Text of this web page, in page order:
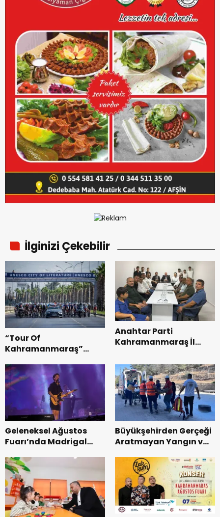
İlginizi Çekebilir
“Tour Of
Kahramanmaraş”
Bisikleti Turnuvası
Tamamlandı.
Anahtar Parti
Kahramanmaraş İl
Teşkilatı ile buluştu.
Geleneksel Ağustos
Fuarı’nda Madrigal
Büyükşehirden Gerçeği
Aratmayan Yangın ve